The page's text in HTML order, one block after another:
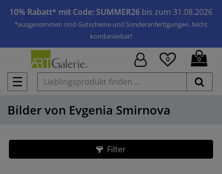
10% Rabatt* mit Code: SUMMER26 bis zum 31.08.2026
*ausgenommen sind Gutscheine und Sonderanfertigungen. Nicht
kombinierbar!
☰
0 0
Bilder von Evgenia Smirnova
Filter